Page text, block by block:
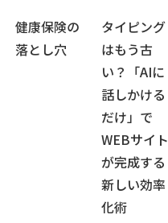
健康保険の
落とし穴
タイピング
はもう古
い？「AIに
話しかける
だけ」で
WEBサイト
が完成する
新しい効率
化術